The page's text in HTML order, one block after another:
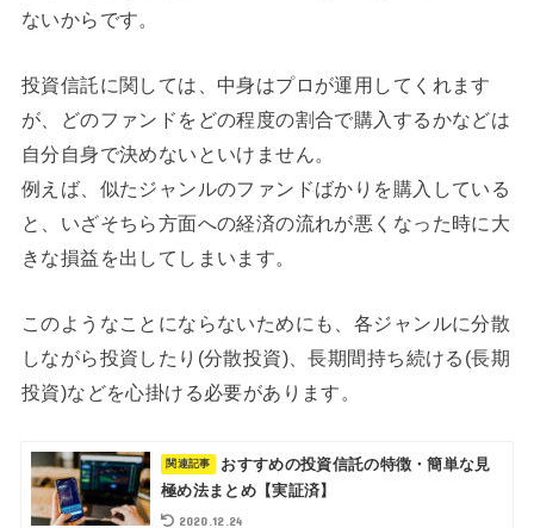
ないからです。
投資信託に関しては、中身はプロが運用してくれます
が、どのファンドをどの程度の割合で購入するかなどは
自分自身で決めないといけません。
例えば、似たジャンルのファンドばかりを購入している
と、いざそちら方面への経済の流れが悪くなった時に大
きな損益を出してしまいます。
このようなことにならないためにも、各ジャンルに分散
しながら投資したり(分散投資)、長期間持ち続ける(長期
投資)などを心掛ける必要があります。
おすすめの投資信託の特徴・簡単な見
極め法まとめ【実証済】
2020.12.24